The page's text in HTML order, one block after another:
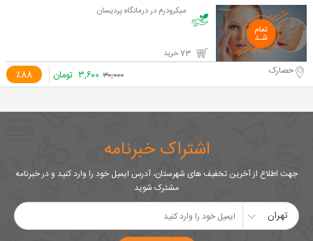
میکرودرم در درمانگاه پردیسان
٪88 حصارک ۳۰,۰۰۰ ۳,۶۰۰ تومان
اشتراک خبرنامه
جهت اطلاع از آخرین تخفیف های شهرستان، آدرس ایمیل خود را وارد کنید و در خبرنامه
مشترک شوید
تهران